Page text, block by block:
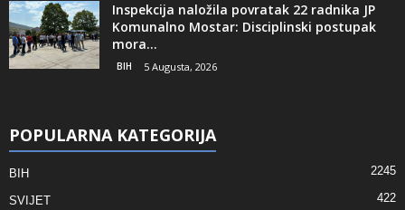
Inspekcija naložila povratak 22 radnika JP
Komunalno Mostar: Disciplinski postupak
mora...
BIH 5 Augusta, 2026
POPULARNA KATEGORIJA
BIH 2245
SVIJET 422